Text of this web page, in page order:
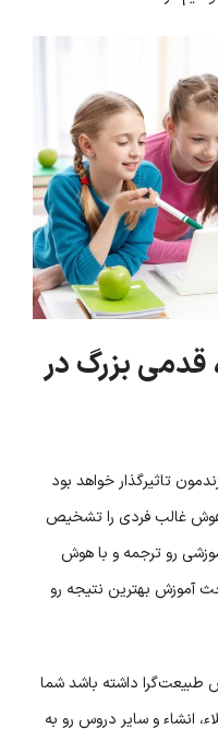
بزرگ در
تاثیرگذار خواهد بود
غالب فردی را تشخیص
رو ترجمه و با هوش
آموزش بهترین نتیجه رو
طبیعت‌گرا داشته باشد شما
انشاء و سایر دروس رو به